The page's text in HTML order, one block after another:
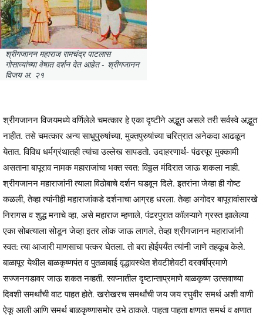
श्रीगजानन महाराज रामचंद्र पाटलास
गोसाव्यांच्या वेषात दर्शन देत आहेत - श्रीगजानन
विजय अ. २१
श्रीगजानन विजयमध्ये वर्णिलेले चमत्कार हे एका दृष्टीने अद्भुत असले तरी सर्वस्वे अद्भुत
नाहीत. तसे चमत्कार अन्य साधुपुरुषांच्या, मुक्तपुरुषांच्या चरित्रात अनेकदा आढळून
येतात. विविध धर्मग्रंथातही त्यांचा उल्लेख सापडतो. उदाहरणार्थ- पंढरपूर मुक्कामी
असताना बापूराव नामक महाराजांचा भक्त स्वत: विठ्ठल मंदिरात जाऊ शकला नाही.
श्रीगजानन महाराजांनी त्याला विठोबाचे दर्शन घडवून दिले. इतरांना जेव्हा ही गोष्ट
कळली, तेव्हा त्यांनीही महाराजांकडे दर्शनाचा आग्रह धरला. तेव्हा अगोदर बापूरावांसारखे
निरागस व शुद्ध मनाचे व्हा, असे महाराज म्हणाले, पंढरपुरात कॉलऱ्याने ग्रस्त झालेल्या
एका सोबत्याला सोडून जेव्हा इतर लोक जाऊ लागले, तेव्हा श्रीगजानन महाराजांनी
स्वत: त्या आजारी माणसाचा पत्कर घेतला. तो बरा होईपर्यंत त्यांनी जाणे तहकूब केले.
बाळापूर येथील बाळकृष्णपंत व पुतळाबाई वृद्धावस्थेत शेवटीशेवटी दरवर्षीप्रमाणे
सज्जनगडावर जाऊ शकत नव्हती. स्वप्नातील दृष्टान्ताप्रमाणे बाळकृष्ण उत्सवाच्या
दिवशी समर्थांची वाट पाहत होते. खरोखरच समर्थांची जय जय रघुवीर समर्थ अशी वाणी
ऐकू आली आणि समर्थ बाळकृष्णासमोर उभे ठाकले. पाहता पाहता क्षणात समर्थ व क्षणात